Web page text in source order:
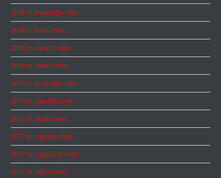
2018 m. balandžio mėn.
2018 m. kovo mėn.
2018 m. vasario mėn.
2018 m. sausio mėn.
2017 m. gruodžio mėn.
2017 m. lapkričio mėn.
2017 m. spalio mėn.
2017 m. rugsėjo mėn.
2017 m. rugpjūčio mėn.
2017 m. liepos mėn.